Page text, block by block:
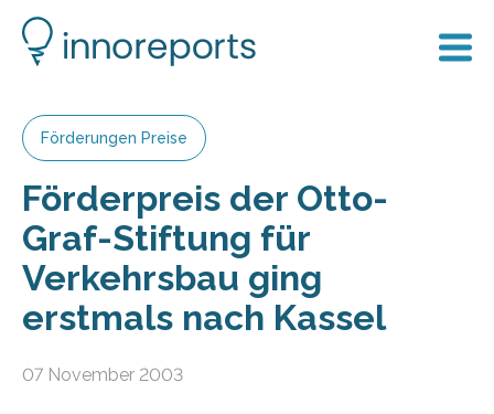
Förderungen Preise
Förderpreis der Otto-
Graf-Stiftung für
Verkehrsbau ging
erstmals nach Kassel
07 November 2003